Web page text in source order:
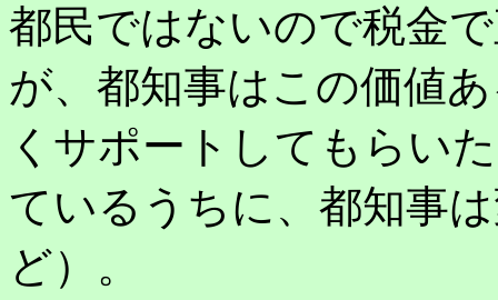
都民ではないので税金
が、都知事はこの価値
くサポートしてもらい
ているうちに、都知事
ど）。